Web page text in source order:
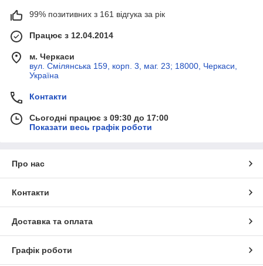
99% позитивних з 161 відгука за рік
Працює з 12.04.2014
м. Черкаси
вул. Смілянська 159, корп. 3, маг. 23; 18000, Черкаси,
Україна
Контакти
Сьогодні працює з 09:30 до 17:00
Показати весь графік роботи
Про нас
Контакти
Доставка та оплата
Графік роботи